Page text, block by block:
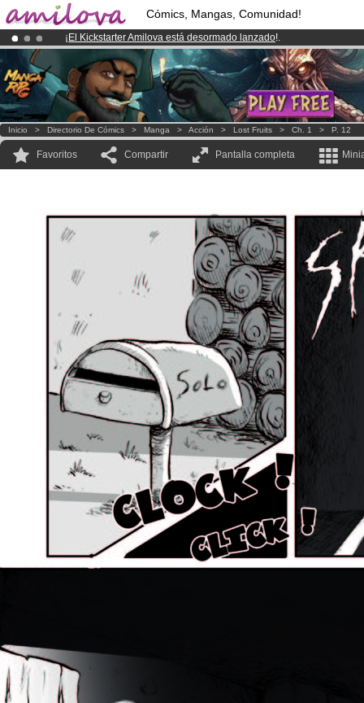
Cómics, Mangas, Comunidad!
¡ El Kickstarter Amilova está desormado lanzado!.
¡Conviertete en Premium por3.95 eurosal mes!Hazte Premium ya
¡Ya tenemos 100000miembrosy 1000 Cómics y Mangas!.
Inicio > Directorio De Cómics > Manga > Acción > Lost Fruits > Ch. 1 > P. 12
Favoritos Compartir Pantalla completa